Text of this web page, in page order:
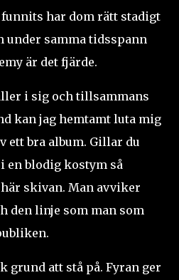
har dom rätt stadigt
under samma tidsspann
är det fjärde.
i sig och tillsammans
kan jag hemtamt luta mig
ett bra album. Gillar du
en blodig kostym så
skivan. Man avviker
den linje som man som
grund att stå på. Fyran ger